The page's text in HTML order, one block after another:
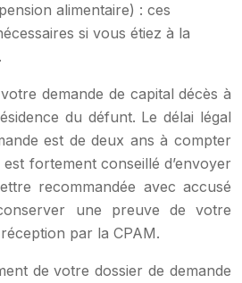
alimentaire) : ces
si vous étiez à la
demande de capital décès à
du défunt. Le délai légal
est de deux ans à compter
fortement conseillé d’envoyer
recommandée avec accusé
une preuve de votre
par la CPAM.
de votre dossier de demande